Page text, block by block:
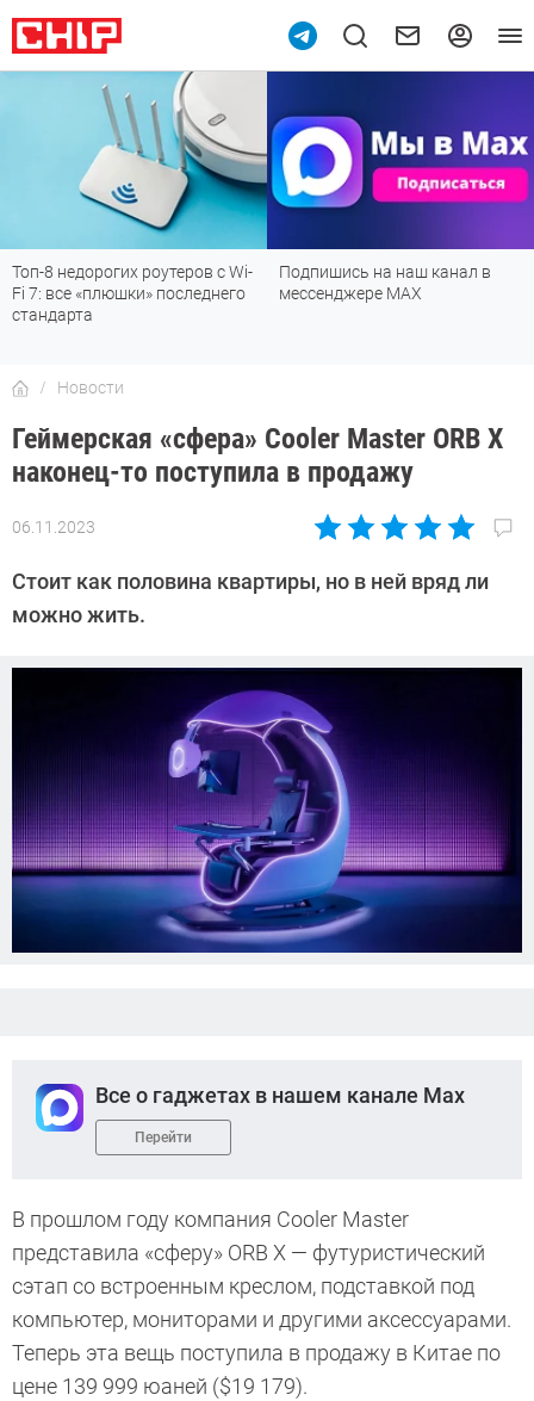
Топ-8 недорогих роутеров с Wi-
Fi 7: все «плюшки» последнего
стандарта
Подпишись на наш канал в
мессенджере МАХ
Новости
Геймерская «сфера» Cooler Master ORB X
наконец-то поступила в продажу
06.11.2023
Автор:
Довлатова
Стоит как половина квартиры, но в ней вряд ли
можно жить.
Все о гаджетах в нашем канале Max
Перейти
В прошлом году компания Cooler Master
представила «сферу» ORB X — футуристический
сэтап со встроенным креслом, подставкой под
компьютер, мониторами и другими аксессуарами.
Теперь эта вещь поступила в продажу в Китае по
цене 139 999 юаней ($19 179).